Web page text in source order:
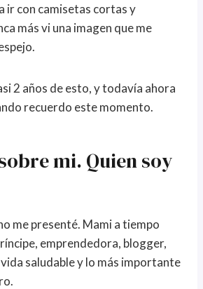
ir con camisetas cortas y
más vi una imagen que me
2 años de esto, y todavía ahora
recuerdo este momento.
mi. Quien soy
me presenté. Mami a tiempo
emprendedora, blogger,
saludable y lo más importante